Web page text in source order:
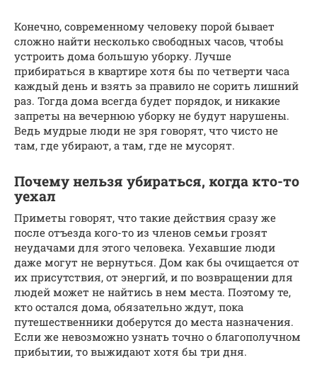
Конечно, современному человеку порой бывает
сложно найти несколько свободных часов, чтобы
устроить дома большую уборку. Лучше
прибираться в квартире хотя бы по четверти часа
каждый день и взять за правило не сорить лишний
раз. Тогда дома всегда будет порядок, и никакие
запреты на вечернюю уборку не будут нарушены.
Ведь мудрые люди не зря говорят, что чисто не
там, где убирают, а там, где не мусорят.
Почему нельзя убираться, когда кто-то
уехал
Приметы говорят, что такие действия сразу же
после отъезда кого-то из членов семьи грозят
неудачами для этого человека. Уехавшие люди
даже могут не вернуться. Дом как бы очищается от
их присутствия, от энергий, и по возвращении для
людей может не найтись в нем места. Поэтому те,
кто остался дома, обязательно ждут, пока
путешественники доберутся до места назначения.
Если же невозможно узнать точно о благополучном
прибытии, то выжидают хотя бы три дня.